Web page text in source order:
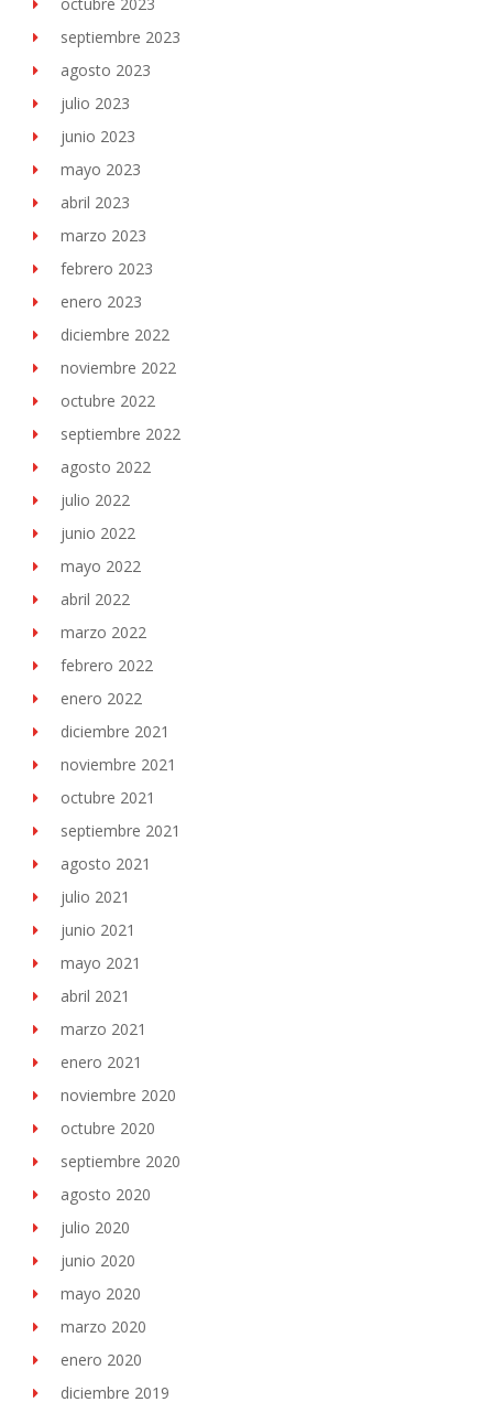
septiembre 2023
agosto 2023
julio 2023
junio 2023
mayo 2023
abril 2023
marzo 2023
febrero 2023
enero 2023
diciembre 2022
noviembre 2022
octubre 2022
septiembre 2022
agosto 2022
julio 2022
junio 2022
mayo 2022
abril 2022
marzo 2022
febrero 2022
enero 2022
diciembre 2021
noviembre 2021
octubre 2021
septiembre 2021
agosto 2021
julio 2021
junio 2021
mayo 2021
abril 2021
marzo 2021
enero 2021
noviembre 2020
octubre 2020
septiembre 2020
agosto 2020
julio 2020
junio 2020
mayo 2020
marzo 2020
enero 2020
diciembre 2019